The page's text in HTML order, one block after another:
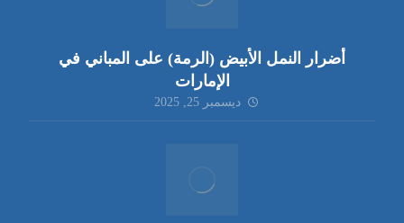
أضرار النمل الأبيض (الرمة) على المباني في
الإمارات
ديسمبر 25, 2025